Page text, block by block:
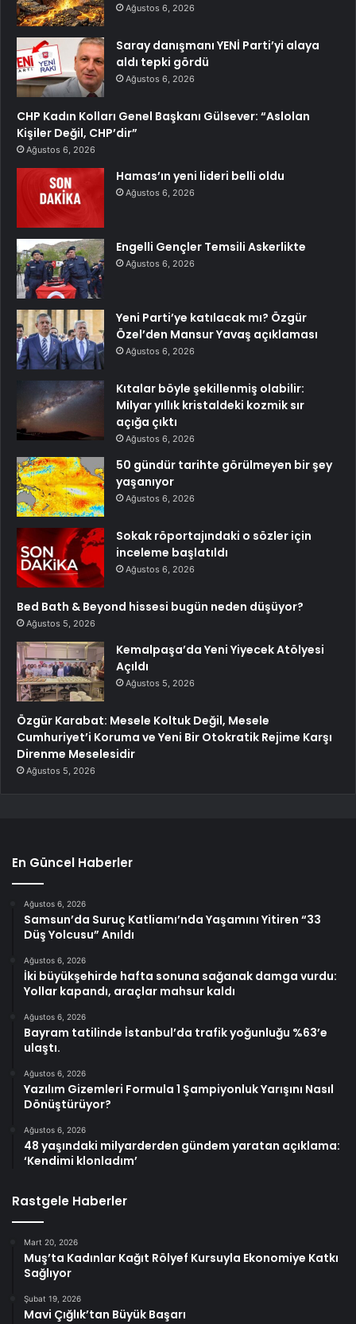
Ağustos 6, 2026
Saray danışmanı YENİ Parti’yi alaya
aldı tepki gördü
Ağustos 6, 2026
CHP Kadın Kolları Genel Başkanı Gülsever: “Aslolan
Kişiler Değil, CHP’dir”
Ağustos 6, 2026
Hamas’ın yeni lideri belli oldu
Ağustos 6, 2026
Engelli Gençler Temsili Askerlikte
Ağustos 6, 2026
Yeni Parti’ye katılacak mı? Özgür
Özel’den Mansur Yavaş açıklaması
Ağustos 6, 2026
Kıtalar böyle şekillenmiş olabilir:
Milyar yıllık kristaldeki kozmik sır
açığa çıktı
Ağustos 6, 2026
50 gündür tarihte görülmeyen bir şey
yaşanıyor
Ağustos 6, 2026
Sokak röportajındaki o sözler için
inceleme başlatıldı
Ağustos 6, 2026
Bed Bath & Beyond hissesi bugün neden düşüyor?
Ağustos 5, 2026
Kemalpaşa’da Yeni Yiyecek Atölyesi
Açıldı
Ağustos 5, 2026
Özgür Karabat: Mesele Koltuk Değil, Mesele
Cumhuriyet’i Koruma ve Yeni Bir Otokratik Rejime Karşı
Direnme Meselesidir
Ağustos 5, 2026
En Güncel Haberler
Ağustos 6, 2026
Samsun’da Suruç Katliamı’nda Yaşamını Yitiren “33
Düş Yolcusu” Anıldı
Ağustos 6, 2026
İki büyükşehirde hafta sonuna sağanak damga vurdu:
Yollar kapandı, araçlar mahsur kaldı
Ağustos 6, 2026
Bayram tatilinde İstanbul’da trafik yoğunluğu %63’e
ulaştı.
Ağustos 6, 2026
Yazılım Gizemleri Formula 1 Şampiyonluk Yarışını Nasıl
Dönüştürüyor?
Ağustos 6, 2026
48 yaşındaki milyarderden gündem yaratan açıklama:
‘Kendimi klonladım’
Rastgele Haberler
Mart 20, 2026
Muş’ta Kadınlar Kağıt Rölyef Kursuyla Ekonomiye Katkı
Sağlıyor
Şubat 19, 2026
Mavi Çığlık’tan Büyük Başarı